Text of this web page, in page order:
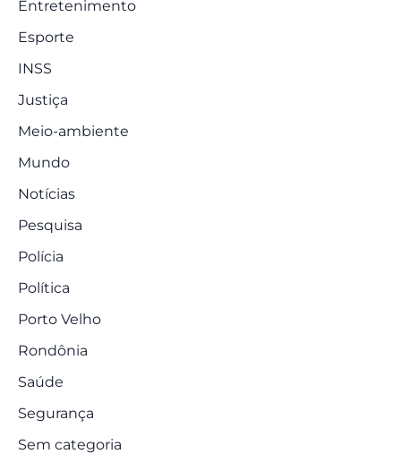
Entretenimento
Esporte
INSS
Justiça
Meio-ambiente
Mundo
Notícias
Pesquisa
Polícia
Política
Porto Velho
Rondônia
Saúde
Segurança
Sem categoria